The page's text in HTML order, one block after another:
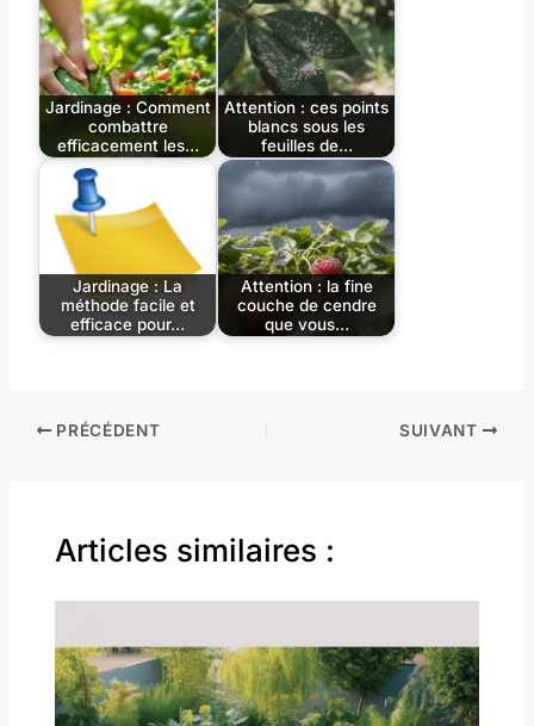
Jardinage : Comment
combattre
efficacement les…
Attention : ces points
blancs sous les
feuilles de…
Jardinage : La
méthode facile et
efficace pour…
Attention : la fine
couche de cendre
que vous…
PRÉCÉDENT SUIVANT
Articles similaires :